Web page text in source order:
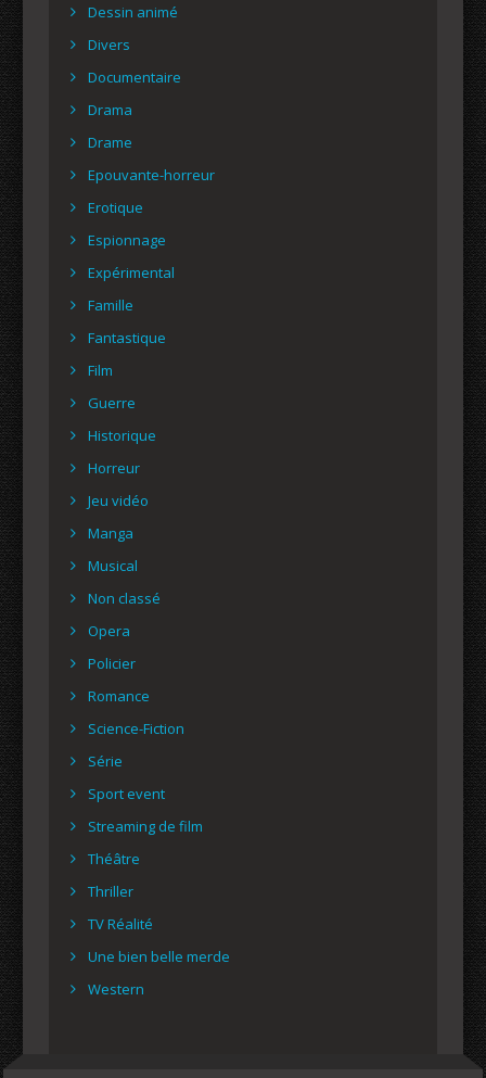
Dessin animé
Divers
Documentaire
Drama
Drame
Epouvante-horreur
Erotique
Espionnage
Expérimental
Famille
Fantastique
Film
Guerre
Historique
Horreur
Jeu vidéo
Manga
Musical
Non classé
Opera
Policier
Romance
Science-Fiction
Série
Sport event
Streaming de film
Théâtre
Thriller
TV Réalité
Une bien belle merde
Western